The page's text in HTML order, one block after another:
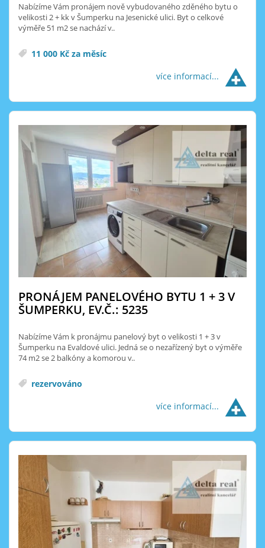
Nabízíme Vám pronájem nově vybudovaného zděného bytu o
velikosti 2 + kk v Šumperku na Jesenické ulici. Byt o celkové
výměře 51 m2 se nachází v..
11 000 Kč za měsíc
více informací...
PRONÁJEM PANELOVÉHO BYTU 1 + 3 V
ŠUMPERKU, EV.Č.: 5235
Nabízíme Vám k pronájmu panelový byt o velikosti 1 + 3 v
Šumperku na Evaldové ulici. Jedná se o nezařízený byt o výměře
74 m2 se 2 balkóny a komorou v..
rezervováno
více informací...